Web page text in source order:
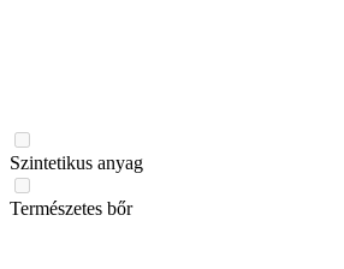
Szintetikus anyag
Természetes bőr